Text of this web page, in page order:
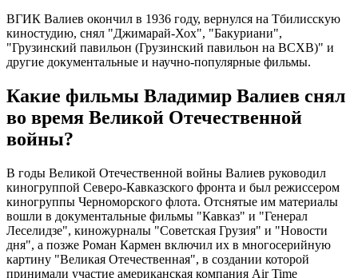
ВГИК Валиев окончил в 1936 году, вернулся на Тбилисскую
киностудию, снял "Джимарай-Хох", "Бакуриани",
"Грузинский павильон (Грузинский павильон на ВСХВ)" и
другие документальные и научно-популярные фильмы.
Какие фильмы Владимир Валиев снял
во время Великой Отечественной
войны?
В годы Великой Отечественной войны Валиев руководил
киногруппой Северо-Кавказского фронта и был режиссером
киногруппы Черноморского флота. Отснятые им материалы
вошли в документальные фильмы "Кавказ" и "Генерал
Леселидзе", киножурналы "Советская Грузия" и "Новости
дня", а позже Роман Кармен включил их в многосерийную
картину "Великая Отечественная", в создании которой
принимали участие американская компания Air Time